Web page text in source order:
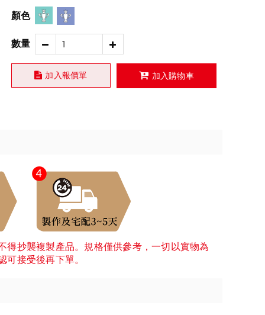
顏色
數量
加入報價單 加入購物車
抄襲複製產品。規格僅供參考，一切以實物為
接受後再下單。